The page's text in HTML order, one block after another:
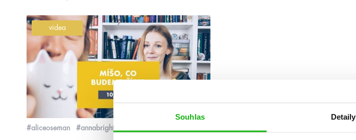
Souhlas Detaily
videa
#aliceoseman #annabright